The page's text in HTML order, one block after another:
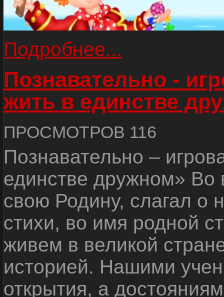
Подробнее...
Познавательно -
жить в единстве
ПРОСМОТРОВ 116
Познавательно –
единстве дружном»
свою Родину, слагал о
стихи, во имя родной
живем в великой
историей. Нашими
открытия, а